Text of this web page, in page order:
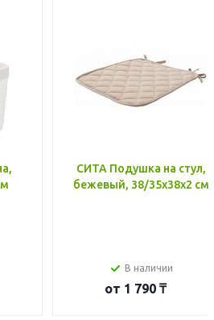
СИТА Подушка на стул,
бежевый, 38/35x38x2 см
В наличии
от 1 790 ₸